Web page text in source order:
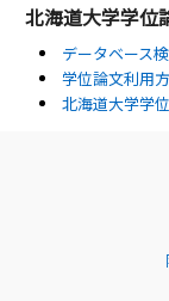
北海道大学学位
データベース
学位論文利用
北海道大学学